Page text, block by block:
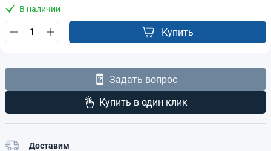
В наличии
Купить
Задать вопрос
Купить в один клик
Доставим